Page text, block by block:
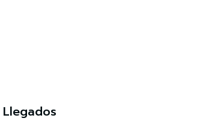
Llegados